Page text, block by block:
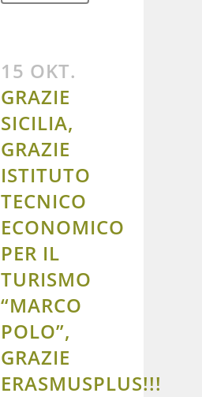
15 OKT.
GRAZIE
SICILIA,
GRAZIE
ISTITUTO
TECNICO
ECONOMICO
PER IL
TURISMO
“MARCO
POLO”,
GRAZIE
ERASMUSPLUS!!!